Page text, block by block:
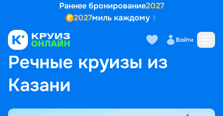
Раннее бронирование2027
2027миль каждому
Войти
ГЛАВНАЯ • ПОПУЛЯРНЫЕ НАПРАВЛЕНИЯ РЕЧНЫЕ КРУИЗЫ ИЗ КАЗАНИ
Речные круизы из
Казани